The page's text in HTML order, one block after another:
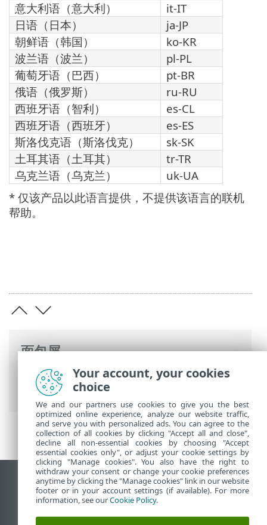
面包屑
ESET 联机帮助>ESET PROTECT On-Prem
安装> Windows 上的组件安装
意大利语（意大利）
it-IT
日语（日本）
ja-JP
朝鲜语（韩国）
ko-KR
波兰语（波兰）
pl-PL
葡萄牙语（巴西）
pt-BR
俄语（俄罗斯）
ru-RU
西班牙语（智利）
es-CL
西班牙语（西班牙）
es-ES
斯洛伐克语（斯洛伐克）
sk-SK
土耳其语（土耳其）
tr-TR
乌克兰语（乌克兰）
uk-UA
* 仅该产品以此语言提供，不提供该语言的联机
帮助。
查看桌面站点
End of Life
ESET 知识库
Your account, your cookies
choice
We and our partners use cookies to give you the best
optimized online experience, analyze our website traffic,
and serve you with personalized ads. You can agree to the
collection of all cookies by clicking "Accept all and close",
decline all non-essential cookies by choosing "Accept
essential cookies only", or adjust your cookie settings by
clicking "Manage cookies". You also have the right to
withdraw your consent or change your cookie preferences
anytime by clicking the "Manage cookies" link in our website
footer or in your account settings (if available). For more
information, see ourCookie Policy.